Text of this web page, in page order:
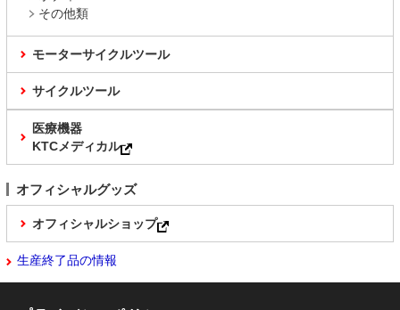
その他類
モーターサイクルツール
サイクルツール
医療機器
KTCメディカル
オフィシャルグッズ
オフィシャルショップ
生産終了品の情報